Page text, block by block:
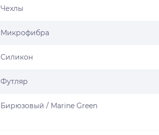
Чехлы
Микрофибра
Силикон
Футляр
Бирюзовый / Marine Green